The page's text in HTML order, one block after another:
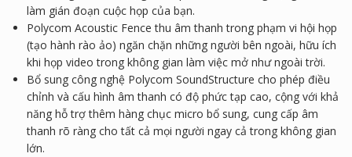
làm gián đoạn cuộc họp của bạn.
Polycom Acoustic Fence thu âm thanh trong phạm vi hội họp
(tạo hành rào ảo) ngăn chặn những người bên ngoài, hữu ích
khi họp video trong không gian làm việc mở như ngoài trời.
Bổ sung công nghệ Polycom SoundStructure cho phép điều
chỉnh và cấu hình âm thanh có độ phức tạp cao, cộng với khả
năng hỗ trợ thêm hàng chục micro bổ sung, cung cấp âm
thanh rõ ràng cho tất cả mọi người ngay cả trong không gian
lớn.